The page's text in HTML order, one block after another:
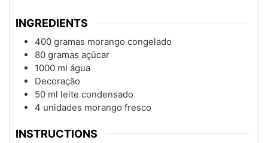
INGREDIENTS
400 gramas morango congelado
80 gramas açúcar
1000 ml água
Decoração
50 ml leite condensado
4 unidades morango fresco
INSTRUCTIONS